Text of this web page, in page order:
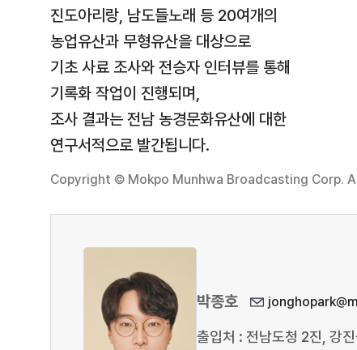
진도아리랑, 남도들노래 등 20여개의
농업유산과 무형유산을 대상으로
기초 사료 조사와 전승자 인터뷰를 통해
기록화 작업이 진행되며,
조사 결과는 전남 농경문화유산에 대한
연구서적으로 발간됩니다.
Copyright © Mokpo Munhwa Broadcasting Corp.
박종호
출입처 : 전남도청 2진, 강